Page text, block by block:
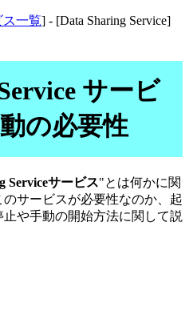
ス一覧] - [Data Sharing Service]
サービ
の必要性
Serviceサービス"とは何かに関
サービスが必要性なのか、起
や手動の開始方法に関して説